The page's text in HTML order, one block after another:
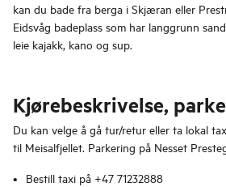
kan du bade fra berga i Skjæran eller
Eidsvåg badeplass som har langgrunn
leie kajakk, kano og sup.
Kjørebeskrivelse,
Du kan velge å gå tur/retur eller ta lokal
til Meisalfjellet. Parkering på Nesset
Bestill taxi på +47 71232888